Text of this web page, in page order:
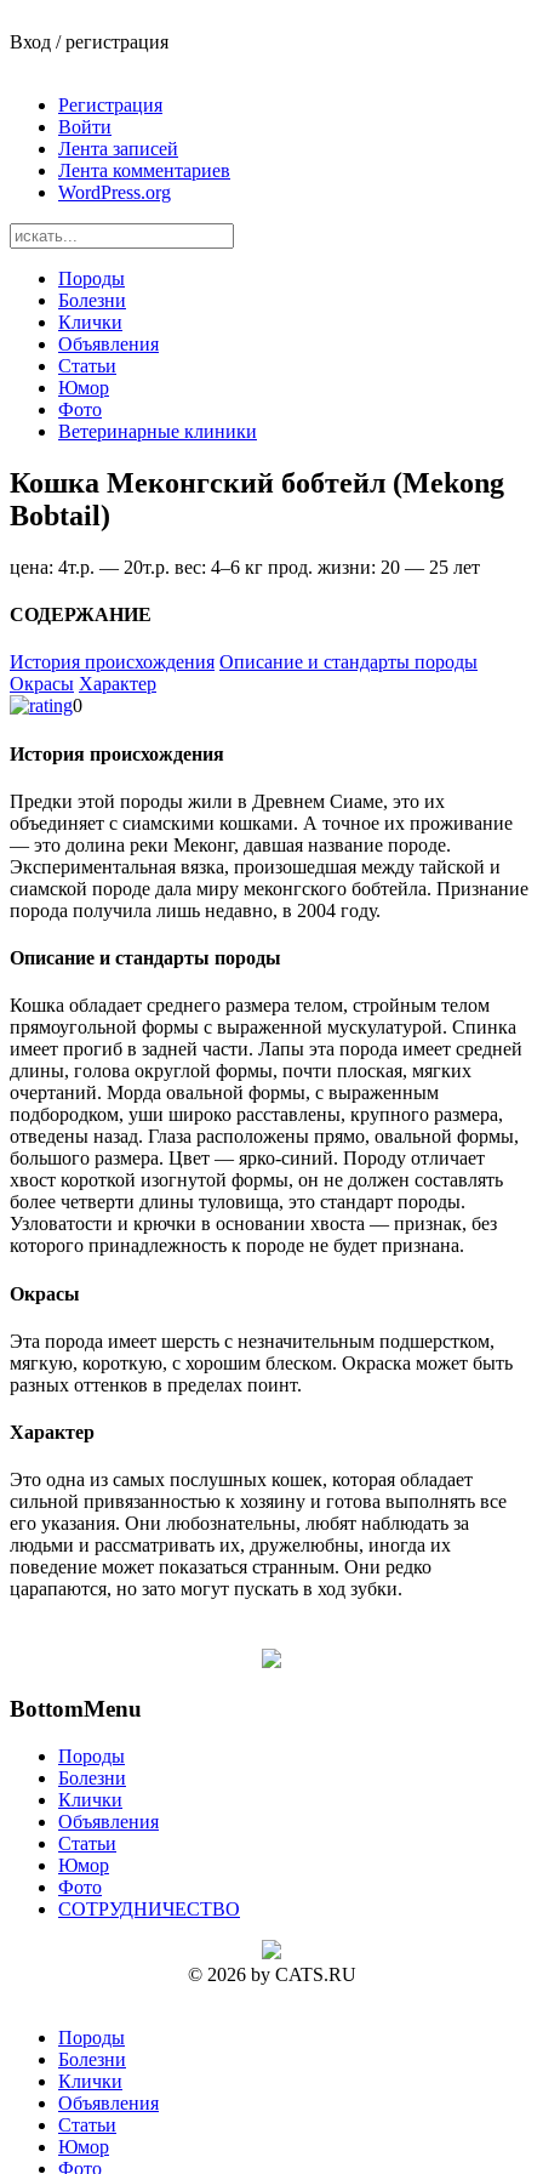
Вход / регистрация
Регистрация
Войти
Лента записей
Лента комментариев
WordPress.org
Породы
Болезни
Клички
Объявления
Статьи
Юмор
Фото
Ветеринарные клиники
Кошка Меконгский бобтейл (Mekong
Bobtail)
цена: 4т.р. — 20т.р. вес: 4–6 кг прод. жизни: 20 — 25 лет
СОДЕРЖАНИЕ
История происхождения Описание и стандарты породы
Окрасы Характер
0
История происхождения
Предки этой породы жили в Древнем Сиаме, это их
объединяет с сиамскими кошками. А точное их проживание
— это долина реки Меконг, давшая название породе.
Экспериментальная вязка, произошедшая между тайской и
сиамской породе дала миру меконгского бобтейла. Признание
порода получила лишь недавно, в 2004 году.
Описание и стандарты породы
Кошка обладает среднего размера телом, стройным телом
прямоугольной формы с выраженной мускулатурой. Спинка
имеет прогиб в задней части. Лапы эта порода имеет средней
длины, голова округлой формы, почти плоская, мягких
очертаний. Морда овальной формы, с выраженным
подбородком, уши широко расставлены, крупного размера,
отведены назад. Глаза расположены прямо, овальной формы,
большого размера. Цвет — ярко-синий. Породу отличает
хвост короткой изогнутой формы, он не должен составлять
более четверти длины туловища, это стандарт породы.
Узловатости и крючки в основании хвоста — признак, без
которого принадлежность к породе не будет признана.
Окрасы
Эта порода имеет шерсть с незначительным подшерстком,
мягкую, короткую, с хорошим блеском. Окраска может быть
разных оттенков в пределах поинт.
Характер
Это одна из самых послушных кошек, которая обладает
сильной привязанностью к хозяину и готова выполнять все
его указания. Они любознательны, любят наблюдать за
людьми и рассматривать их, дружелюбны, иногда их
поведение может показаться странным. Они редко
царапаются, но зато могут пускать в ход зубки.
BottomMenu
Породы
Болезни
Клички
Объявления
Статьи
Юмор
Фото
СОТРУДНИЧЕСТВО
© 2026 by CATS.RU
Породы
Болезни
Клички
Объявления
Статьи
Юмор
Фото